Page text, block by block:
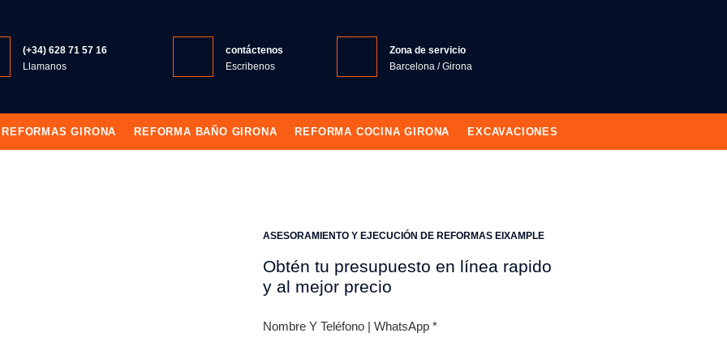
(+34) 628 71 57 16
Llamanos
contáctenos
Escribenos
Zona de servicio
Barcelona / Girona
REFORMAS GIRONA REFORMA BAÑO GIRONA REFORMA COCINA GIRONA EXCAVACIONES
ASESORAMIENTO Y EJECUCIÓN DE REFORMAS EIXAMPLE
Obtén tu presupuesto en línea rapido
y al mejor precio
Nombre Y Teléfono | WhatsApp *